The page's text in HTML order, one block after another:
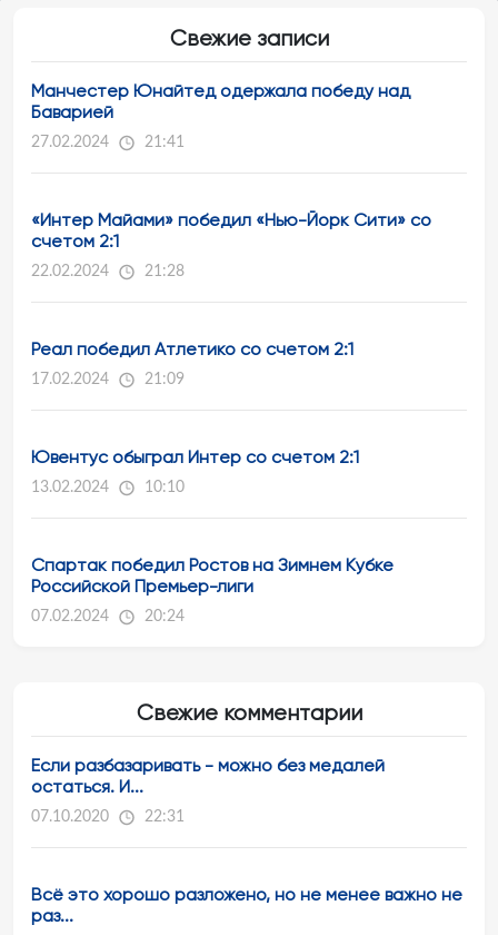
Свежие записи
Манчестер Юнайтед одержала победу над
Баварией
27.02.2024 21:41
«Интер Майами» победил «Нью-Йорк Сити» со
счетом 2:1
22.02.2024 21:28
Реал победил Атлетико со счетом 2:1
17.02.2024 21:09
Ювентус обыграл Интер со счетом 2:1
13.02.2024 10:10
Спартак победил Ростов на Зимнем Кубке
Российской Премьер-лиги
07.02.2024 20:24
Свежие комментарии
Если разбазаривать - можно без медалей
остаться. И...
07.10.2020 22:31
Всё это хорошо разложено, но не менее важно не
раз...